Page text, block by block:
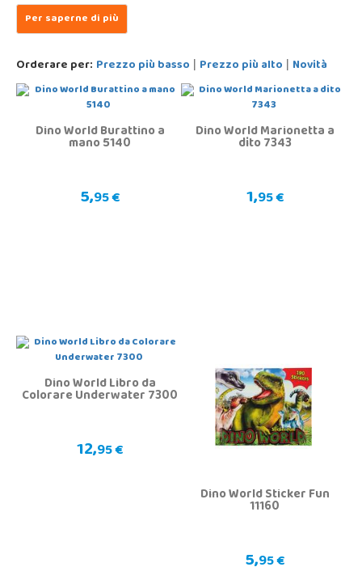
Orderare per: Prezzo più basso | Prezzo più alto | Novità
Dino World Burattino a
mano 5140
5,95 €
Dino World Marionetta a
dito 7343
1,95 €
Dino World Libro da
Colorare Underwater 7300
12,95 €
Dino World Sticker Fun
11160
5,95 €